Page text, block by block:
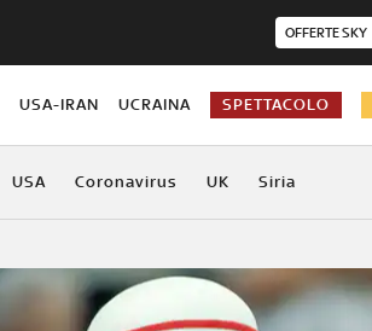
OFFERTE SKY
USA-IRAN UCRAINA SPETTACOLO
USA Coronavirus UK Siria